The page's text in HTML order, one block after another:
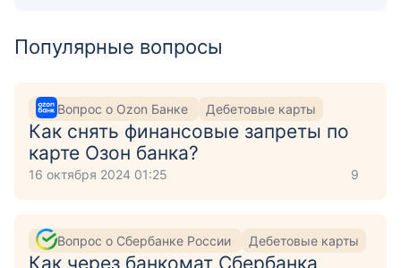
Популярные вопросы
Вопрос о Ozon Банке Дебетовые карты
Как снять финансовые запреты по
карте Озон банка?
16 октября 2024 01:25 9
Вопрос о Сбербанке России Дебетовые карты
Как через банкомат Сбербанка